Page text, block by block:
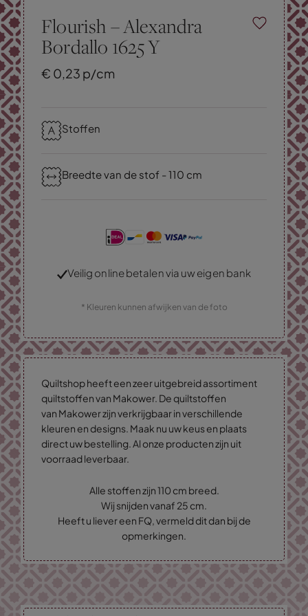
Flourish – Alexandra
Bordallo 1625 Y
€ 0,23 p/cm
Stoffen
Breedte van de stof - 110 cm
Veilig online betalen via uw eigen bank
* Kleuren kunnen afwijken van de foto
Quiltshop heeft een zeer uitgebreid assortiment
quiltstoffen van Makower. De quiltstoffen
van Makower zijn verkrijgbaar in verschillende
kleuren en designs. Maak nu uw keus en plaats
direct uw bestelling. Al onze producten zijn uit
voorraad leverbaar.
Alle stoffen zijn 110 cm breed.
Wij snijden vanaf 25 cm.
Heeft u liever een FQ, vermeld dit dan bij de
opmerkingen.